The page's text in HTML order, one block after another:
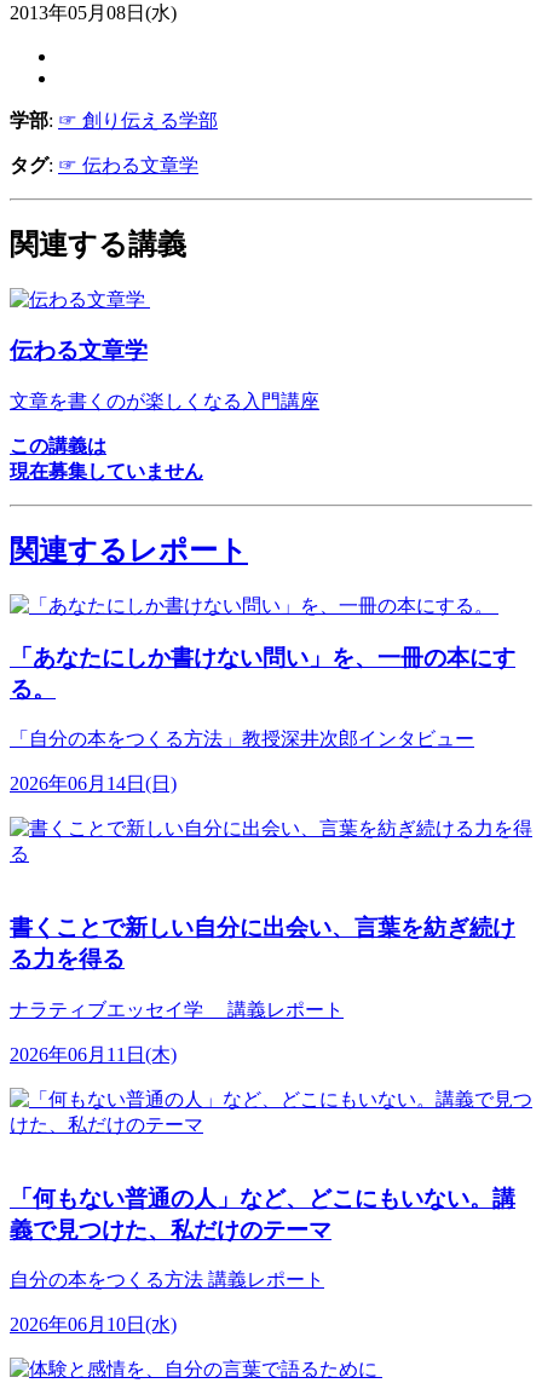
2013年05月08日(水)
学部: ☞ 創り伝える学部
タグ: ☞ 伝わる文章学
関連する講義
伝わる文章学
文章を書くのが楽しくなる入門講座
この講義は
現在募集していません
関連するレポート
「あなたにしか書けない問い」を、一冊の本にす
る。
「自分の本をつくる方法」教授深井次郎インタビュー
2026年06月14日(日)
書くことで新しい自分に出会い、言葉を紡ぎ続け
る力を得る
ナラティブエッセイ学 講義レポート
2026年06月11日(木)
「何もない普通の人」など、どこにもいない。講
義で見つけた、私だけのテーマ
自分の本をつくる方法 講義レポート
2026年06月10日(水)